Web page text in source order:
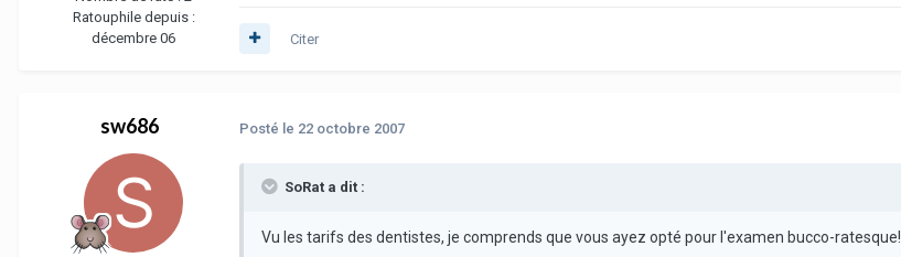
Ratouphile depuis :
décembre 06
Citer
sw686 Posté le 22 octobre 2007
SoRat a dit :
Vu les tarifs des dentistes, je comprends que vous ayez opté pour l'examen bucco-ratesque!